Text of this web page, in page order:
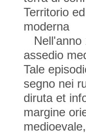
Territorio
moderna
Nell'anno
assedio
Tale
segno nei
diruta et
margine